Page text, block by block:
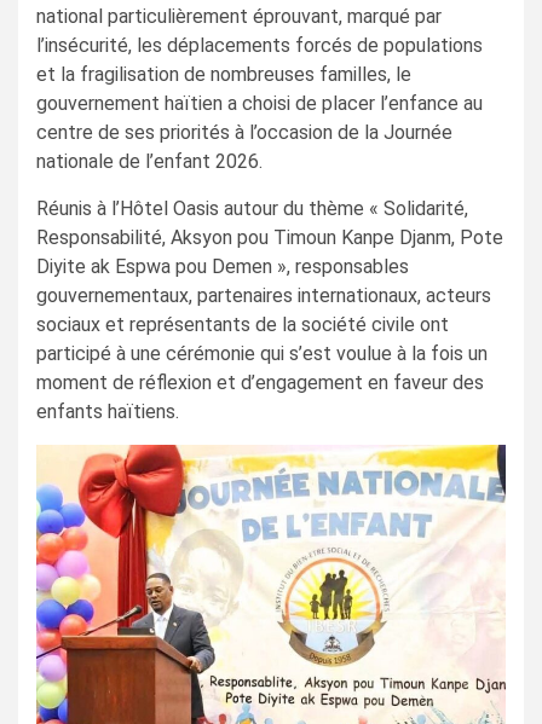
national particulièrement éprouvant, marqué par
l’insécurité, les déplacements forcés de populations
et la fragilisation de nombreuses familles, le
gouvernement haïtien a choisi de placer l’enfance au
centre de ses priorités à l’occasion de la Journée
nationale de l’enfant 2026.
Réunis à l’Hôtel Oasis autour du thème « Solidarité,
Responsabilité, Aksyon pou Timoun Kanpe Djanm, Pote
Diyite ak Espwa pou Demen », responsables
gouvernementaux, partenaires internationaux, acteurs
sociaux et représentants de la société civile ont
participé à une cérémonie qui s’est voulue à la fois un
moment de réflexion et d’engagement en faveur des
enfants haïtiens.